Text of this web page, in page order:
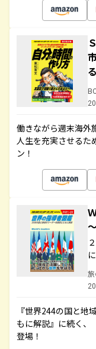
働きながら週末海外
人生を充実させるた
ン！
『世界244の国と
もに解説』に続く、
登場！